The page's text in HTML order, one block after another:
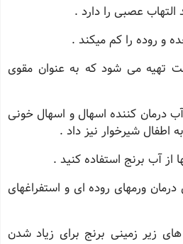
تهیه می شود که به عنوان مقوی
آب درمان کننده اسهال و اسهال خونی
اطفال شیرخوار نیز داد .
درمان ورمهای روده ای و استفراغهای
زیر زمینی برنج برای زیاد شدن